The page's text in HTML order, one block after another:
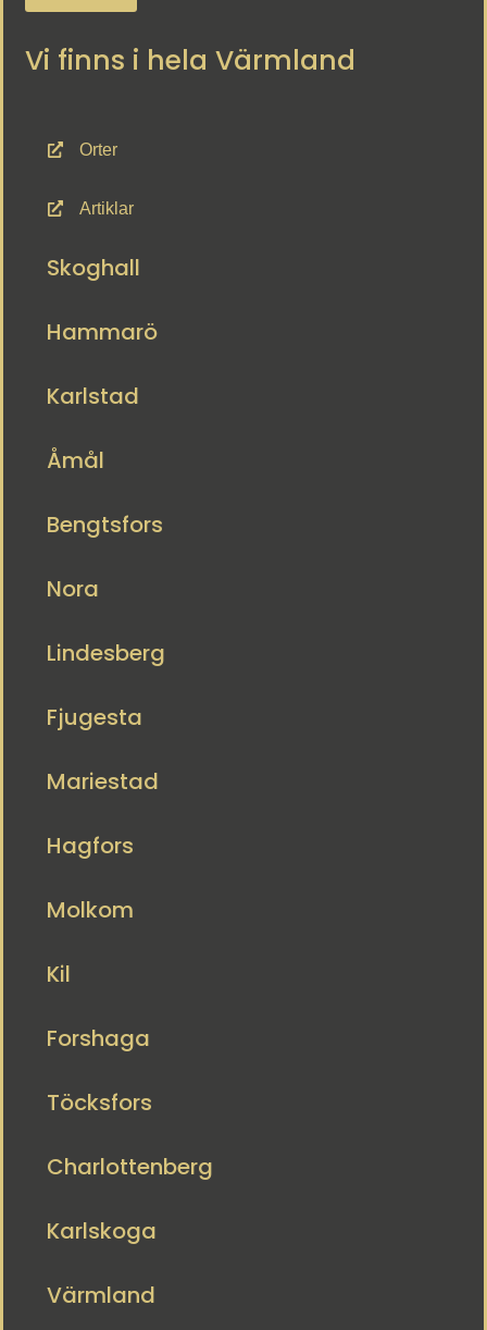
Vi finns i hela Värmland
Orter
Artiklar
Skoghall
Hammarö
Karlstad
Åmål
Bengtsfors
Nora
Lindesberg
Fjugesta
Mariestad
Hagfors
Molkom
Kil
Forshaga
Töcksfors
Charlottenberg
Karlskoga
Värmland